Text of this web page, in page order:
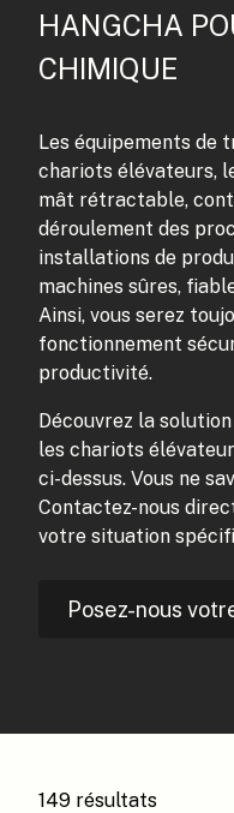
HANGCHA
CHIMIQUE
Les équipements de
chariots élévateurs,
mât rétractable,
déroulement des
installations de
machines sûres,
Ainsi, vous serez
fonctionnement
productivité.
Découvrez la
les chariots
ci-dessus. Vous ne
Contactez-nous
votre situation
Posez-nous
149 résultats